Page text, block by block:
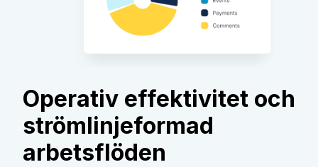
Operativ effektivitet och
strömlinjeformad
arbetsflöden